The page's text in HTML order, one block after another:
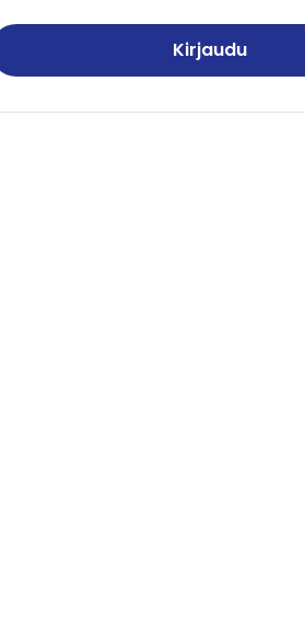
Kirjaudu